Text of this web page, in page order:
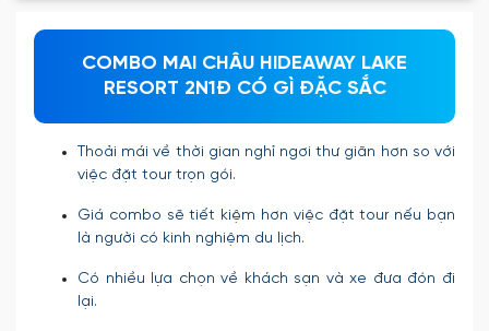
COMBO MAI CHÂU HIDEAWAY LAKE
RESORT 2N1Đ CÓ GÌ ĐẶC SẮC
Thoải mái về thời gian nghỉ ngơi thư giãn hơn so với
việc đặt tour trọn gói.
Giá combo sẽ tiết kiệm hơn việc đặt tour nếu bạn
là người có kinh nghiệm du lịch.
Có nhiều lựa chọn về khách sạn và xe đưa đón đi
lại.